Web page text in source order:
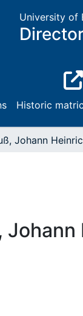
University of
Historic
Johann
Johann